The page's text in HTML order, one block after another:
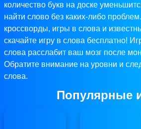
количество букв на доске
найти слово без каких-либо
кроссворды, игры в слова и
скачайте игру в слова бесплатно!
слова расслабит ваш мозг после
Обратите внимание на уровни и
слова.
Популярные